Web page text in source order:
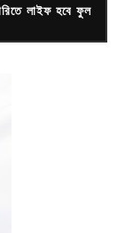
লাইফ হবে ফুল